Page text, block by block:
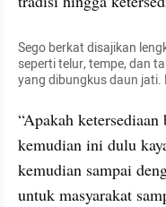
Sego berkat disajikan
seperti telur, tempe, dan
yang dibungkus daun jati.
“Apakah ketersediaan
kemudian ini dulu
kemudian sampai
untuk masyarakat